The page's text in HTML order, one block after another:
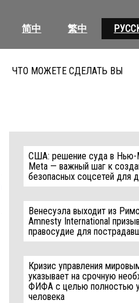
简中 繁中
ЧТО МОЖЕТЕ СДЕЛАТЬ ВЫ
США: решение суда в Нью-
Meta — важный шаг к
безопасных соцсетей для
Венесуэла выходит из
Amnesty International
правосудие для
Кризис управления
указывает на срочную
ФИФА с целью полностью
человека